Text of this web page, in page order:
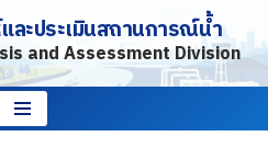
ละประเมินสถานการณ์น้ำ
and Assessment Division